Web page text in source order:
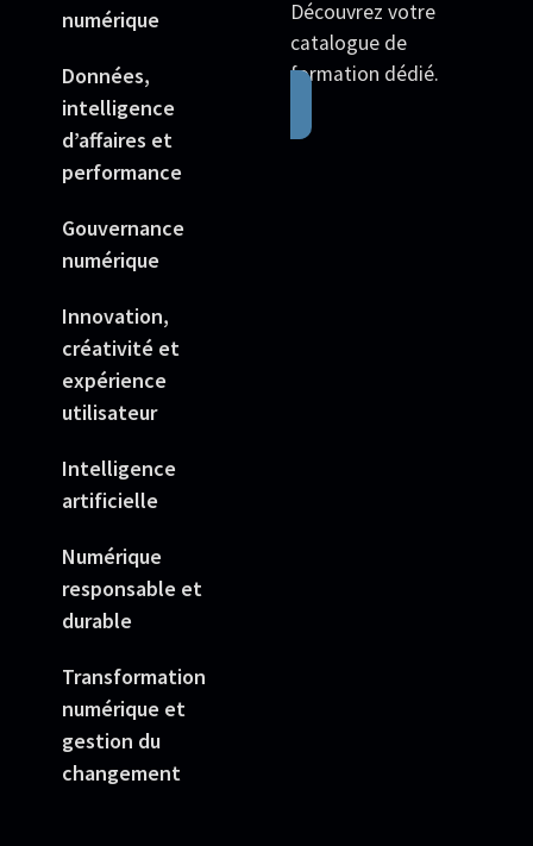
numérique
Données,
intelligence
d’affaires et
performance
Gouvernance
numérique
Innovation,
créativité et
expérience
utilisateur
Intelligence
artificielle
Numérique
responsable et
durable
Transformation
numérique et
gestion du
changement
Découvrez votre
catalogue de
formation dédié.